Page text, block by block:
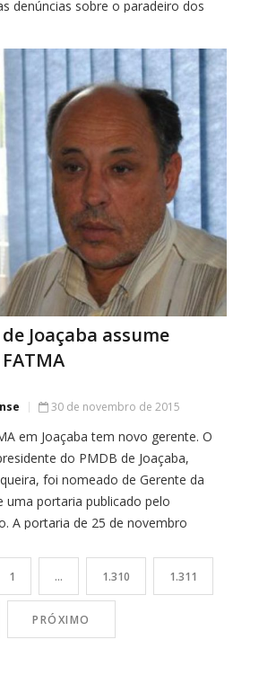
denúncias sobre o paradeiro dos
Um jovem de 26 anos foi […]
Joaçaba assume
30 de novembro de 2015
em Joaçaba tem novo gerente. O
do PMDB de Joaçaba,
foi nomeado de Gerente da
uma portaria publicado pelo
A portaria de 25 de novembro
1 … 1.310 1.311
PRÓXIMO